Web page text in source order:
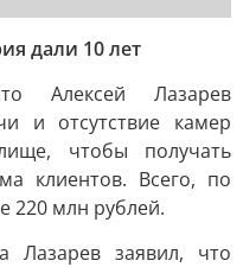
дали 10 лет
Алексей Лазарев
и отсутствие камер
чтобы получать
клиентов. Всего, по
220 млн рублей.
Лазарев заявил, что